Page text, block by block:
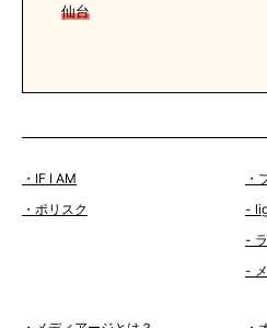
仙台
・IF I AM
・ポリスク
・
-
-
-